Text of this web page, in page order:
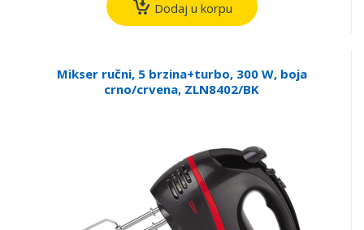
Dodaj u korpu
Mikser ručni, 5 brzina+turbo, 300 W, boja
crno/crvena, ZLN8402/BK